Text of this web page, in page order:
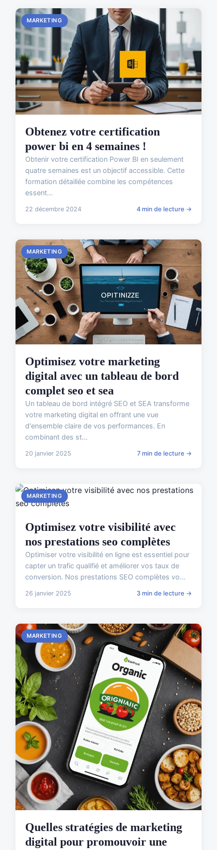
MARKETING
Obtenez votre certification
power bi en 4 semaines !
Obtenir votre certification Power BI en seulement
quatre semaines est un objectif accessible. Cette
formation détaillée combine les compétences
essent...
22 décembre 2024 4 min de lecture →
MARKETING
Optimisez votre marketing
digital avec un tableau de bord
complet seo et sea
Un tableau de bord intégré SEO et SEA transforme
votre marketing digital en offrant une vue
d'ensemble claire de vos performances. En
combinant des st...
20 janvier 2025 7 min de lecture →
MARKETING
Optimisez votre visibilité avec
nos prestations seo complètes
Optimiser votre visibilité en ligne est essentiel pour
capter un trafic qualifié et améliorer vos taux de
conversion. Nos prestations SEO complètes vo...
26 janvier 2025 3 min de lecture →
MARKETING
Quelles stratégies de marketing
digital pour promouvoir une